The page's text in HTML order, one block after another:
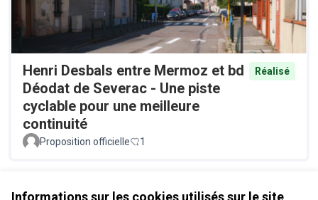
Informations sur les cookies utilisés sur le site
Henri Desbals entre Mermoz et bd
Déodat de Severac - Une piste
cyclable pour une meilleure
continuité
Réalisé
Proposition officielle 1